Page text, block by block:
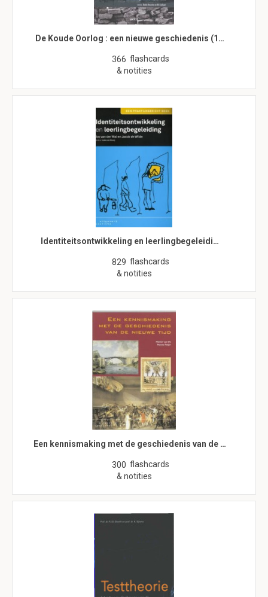
De Koude Oorlog : een nieuwe geschiedenis (1…
366 flashcards
& notities
Identiteitsontwikkeling en leerlingbegeleidi…
829 flashcards
& notities
Een kennismaking met de geschiedenis van de …
300 flashcards
& notities